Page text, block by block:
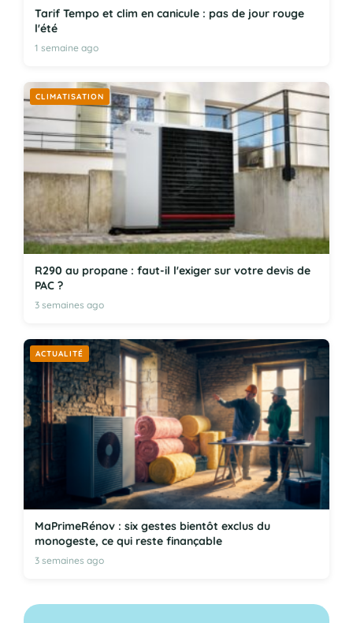
Tarif Tempo et clim en canicule : pas de jour rouge
l'été
1 semaine ago
CLIMATISATION
R290 au propane : faut-il l'exiger sur votre devis de
PAC ?
3 semaines ago
ACTUALITÉ
MaPrimeRénov : six gestes bientôt exclus du
monogeste, ce qui reste finançable
3 semaines ago